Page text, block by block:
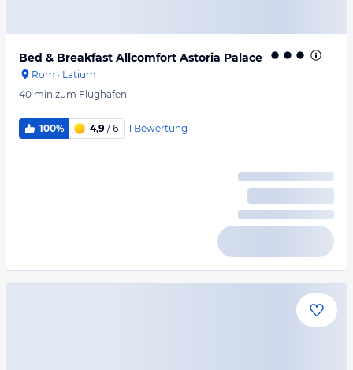
Bed & Breakfast Allcomfort Astoria Palace
Rom · Latium
40 min zum Flughafen
100% 4,9 / 6 1 Bewertung